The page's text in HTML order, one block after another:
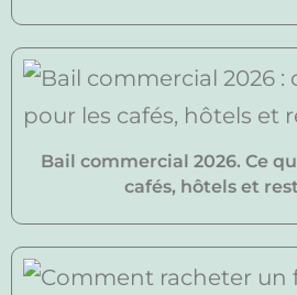
Bail commercial 2026. Ce
cafés, hôtels et